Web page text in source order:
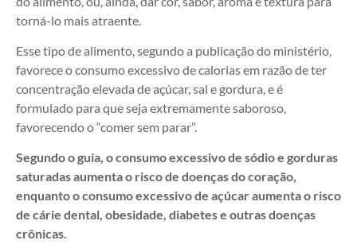
torná-lo mais atraente.
Esse tipo de alimento, segundo a publicação do ministério,
favorece o consumo excessivo de calorias em razão de ter
concentração elevada de açúcar, sal e gordura, e é
formulado para que seja extremamente saboroso,
favorecendo o “comer sem parar”.
Segundo o guia, o consumo excessivo de sódio e gorduras
saturadas aumenta o risco de doenças do coração,
enquanto o consumo excessivo de açúcar aumenta o risco
de cárie dental, obesidade, diabetes e outras doenças
crônicas.